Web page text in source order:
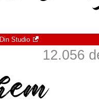
Din Studio
12.056